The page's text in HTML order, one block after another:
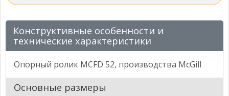
Конструктивные особенности и
технические характеристики
Опорный ролик MCFD 52, производства McGill
Основные размеры